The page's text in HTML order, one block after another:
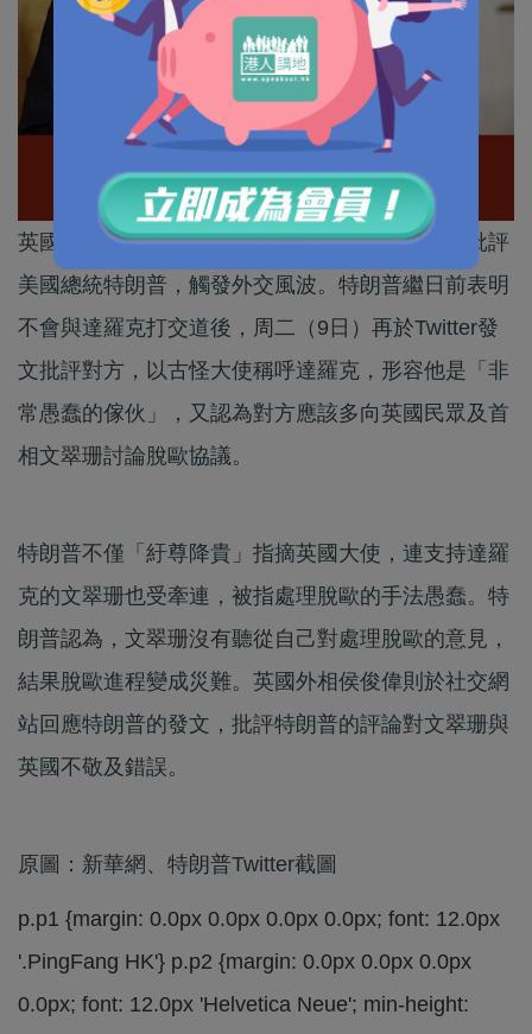
英國駐美大使達羅克日前被爆出曾在外交密電中批評
美國總統特朗普，觸發外交風波。特朗普繼日前表明
不會與達羅克打交道後，周二（9日）再於Twitter發
文批評對方，以古怪大使稱呼達羅克，形容他是「非
常愚蠢的傢伙」，又認為對方應該多向英國民眾及首
相文翠珊討論脫歐協議。
特朗普不僅「紆尊降貴」指摘英國大使，連支持達羅
克的文翠珊也受牽連，被指處理脫歐的手法愚蠢。特
朗普認為，文翠珊沒有聽從自己對處理脫歐的意見，
結果脫歐進程變成災難。英國外相侯俊偉則於社交網
站回應特朗普的發文，批評特朗普的評論對文翠珊與
英國不敬及錯誤。
原圖：新華網、特朗普Twitter截圖
p.p1 {margin: 0.0px 0.0px 0.0px 0.0px; font: 12.0px
'.PingFang HK'} p.p2 {margin: 0.0px 0.0px 0.0px
0.0px; font: 12.0px 'Helvetica Neue'; min-height: